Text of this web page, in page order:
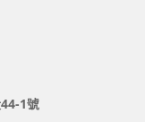
1號